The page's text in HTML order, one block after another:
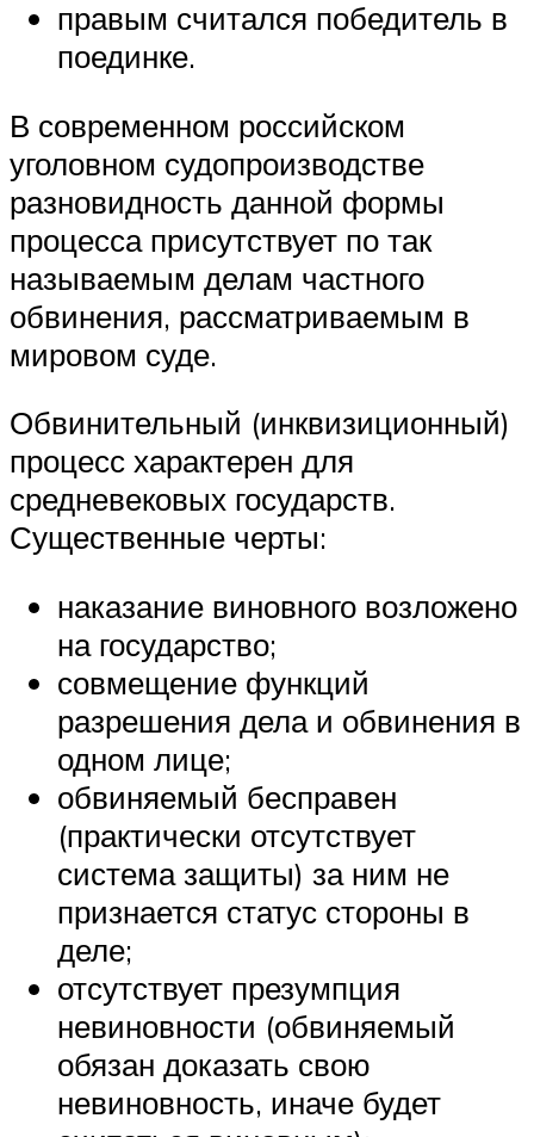
правым считался победитель в
поединке.
В современном российском
уголовном судопроизводстве
разновидность данной формы
процесса присутствует по так
называемым делам частного
обвинения, рассматриваемым в
мировом суде.
Обвинительный (инквизиционный)
процесс характерен для
средневековых государств.
Существенные черты:
наказание виновного возложено
на государство;
совмещение функций
разрешения дела и обвинения в
одном лице;
обвиняемый бесправен
(практически отсутствует
система защиты) за ним не
признается статус стороны в
деле;
отсутствует презумпция
невиновности (обвиняемый
обязан доказать свою
невиновность, иначе будет